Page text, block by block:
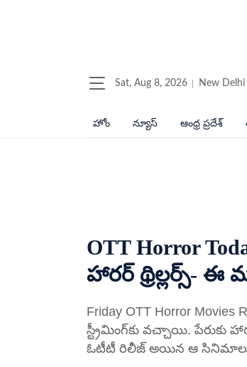
Sat, Aug 8, 2026 New Delhi
హోం న్యూస్ ఆంధ్ర ప్రదేశ్
OTT Horror
హారర్ థ్రిల్లర్స్- ఈ
Friday OTT Horror
స్ట్రీమింగ్‌కు వచ్చాయి.
ఓటీటీ రిలీజ్ అయిన ఆ సినిమాలు,